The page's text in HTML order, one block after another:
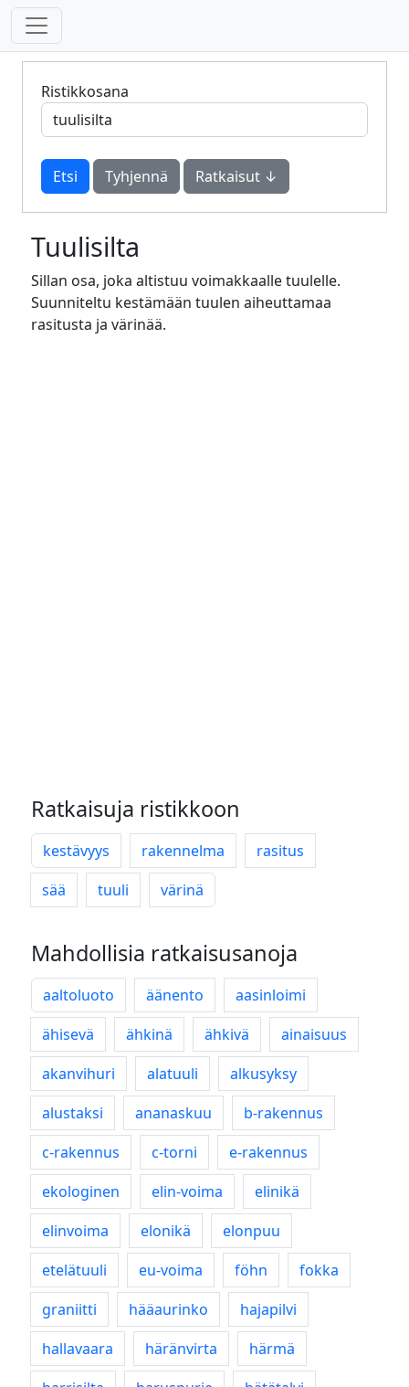
Ristikkosana
Tyhjennä Ratkaisut ↓
Tuulisilta
Sillan osa, joka altistuu voimakkaalle tuulelle.
Suunniteltu kestämään tuulen aiheuttamaa
rasitusta ja värinää.
Ratkaisuja ristikkoon
kestävyys rakennelma
rasitus
sää
tuuli värinä
Mahdollisia ratkaisusanoja
aaltoluoto äänento
aasinloimi
ähisevä
ähkinä ähkivä
ainaisuus
akanvihuri
alatuuli
alkusyksy
alustaksi
ananaskuu
b-rakennus
c-rakennus
c-torni
e-rakennus
ekologinen
elin-voima
elinikä
elinvoima
elonikä
elonpuu
etelätuuli
eu-voima föhn
fokka
graniitti
hääaurinko
hajapilvi
hallavaara
häränvirta
härmä